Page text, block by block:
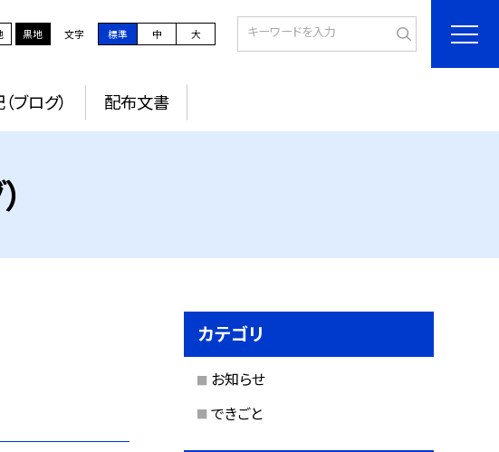
黒地 文字 標準 中 大
ブログ） 配布文書
カテゴリ
お知らせ
できごと